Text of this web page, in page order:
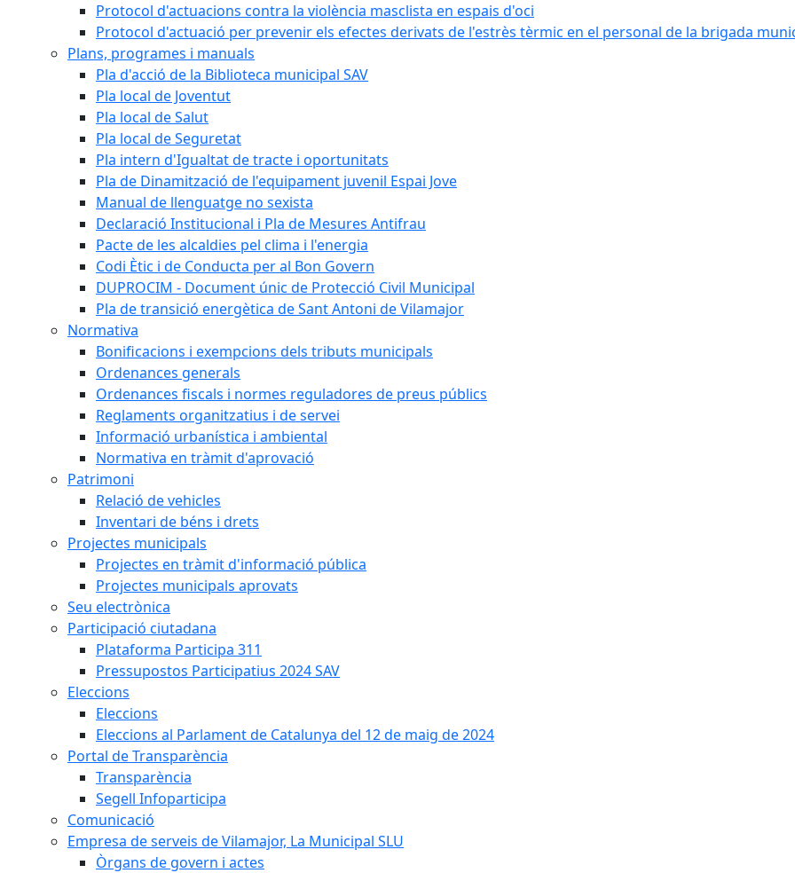
Protocol d'actuacions contra la violència masclista en espais d'oci
Protocol d'actuació per prevenir els efectes derivats de l'estrès tèrmic en el personal de la brigada
Plans, programes i manuals
Pla d'acció de la Biblioteca municipal SAV
Pla local de Joventut
Pla local de Salut
Pla local de Seguretat
Pla intern d'Igualtat de tracte i oportunitats
Pla de Dinamització de l'equipament juvenil Espai Jove
Manual de llenguatge no sexista
Declaració Institucional i Pla de Mesures Antifrau
Pacte de les alcaldies pel clima i l'energia
Codi Ètic i de Conducta per al Bon Govern
DUPROCIM - Document únic de Protecció Civil Municipal
Pla de transició energètica de Sant Antoni de Vilamajor
Normativa
Bonificacions i exempcions dels tributs municipals
Ordenances generals
Ordenances fiscals i normes reguladores de preus públics
Reglaments organitzatius i de servei
Informació urbanística i ambiental
Normativa en tràmit d'aprovació
Patrimoni
Relació de vehicles
Inventari de béns i drets
Projectes municipals
Projectes en tràmit d'informació pública
Projectes municipals aprovats
Seu electrònica
Participació ciutadana
Plataforma Participa 311
Pressupostos Participatius 2024 SAV
Eleccions
Eleccions
Eleccions al Parlament de Catalunya del 12 de maig de 2024
Portal de Transparència
Transparència
Segell Infoparticipa
Comunicació
Empresa de serveis de Vilamajor, La Municipal SLU
Òrgans de govern i actes